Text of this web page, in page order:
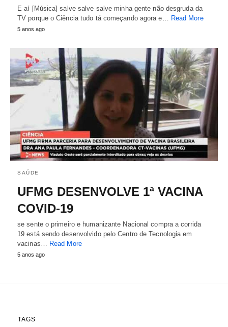
E aí [Música] salve salve salve minha gente não desgruda da
TV porque o Ciência tudo tá começando agora e…
Read More
5 anos ago
SAÚDE
UFMG DESENVOLVE 1ª VACINA
COVID-19
se sente o primeiro e humanizante Nacional compra a corrida
19 está sendo desenvolvido pelo Centro de Tecnologia em
vacinas… Read More
5 anos ago
TAGS